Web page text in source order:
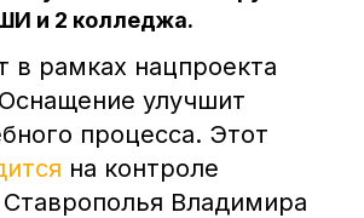
и 2 колледжа.
в рамках нацпроекта
улучшит
процесса. Этот
на контроле
Ставрополья Владимира